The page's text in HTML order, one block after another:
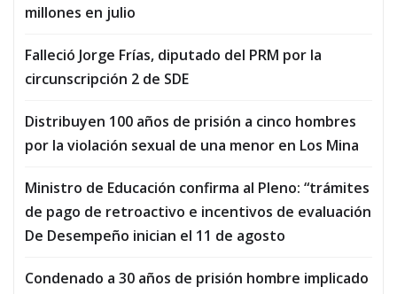
millones en julio
Falleció Jorge Frías, diputado del PRM por la
circunscripción 2 de SDE
Distribuyen 100 años de prisión a cinco hombres
por la violación sexual de una menor en Los Mina
Ministro de Educación confirma al Pleno: “trámites
de pago de retroactivo e incentivos de evaluación
De Desempeño inician el 11 de agosto
Condenado a 30 años de prisión hombre implicado